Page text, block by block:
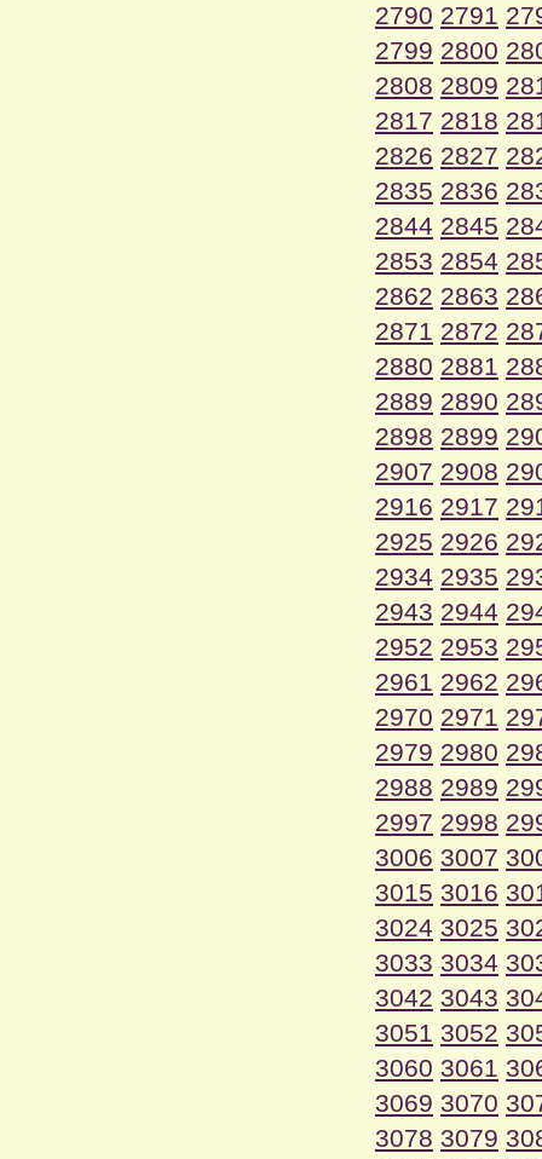
2790 2791
2799 2800
2808 2809
2817 2818
2826 2827
2835 2836
2844 2845
2853 2854
2862 2863
2871 2872
2880 2881
2889 2890
2898 2899
2907 2908
2916 2917
2925 2926
2934 2935
2943 2944
2952 2953
2961 2962
2970 2971
2979 2980
2988 2989
2997 2998
3006 3007
3015 3016
3024 3025
3033 3034
3042 3043
3051 3052
3060 3061
3069 3070
3078 3079